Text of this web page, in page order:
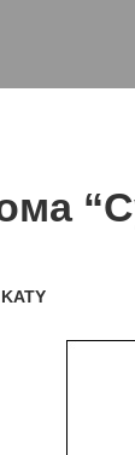
KATY